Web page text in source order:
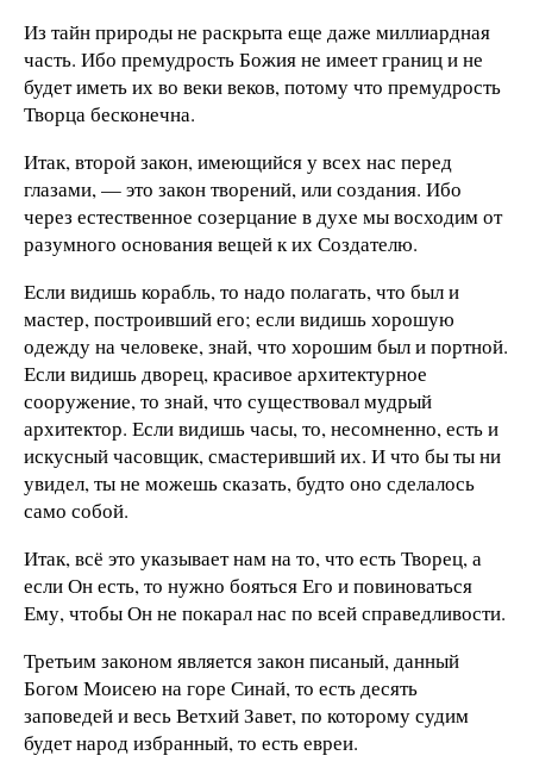
Из тайн природы не раскрыта еще даже миллиардная
часть. Ибо премудрость Божия не имеет границ и не
будет иметь их во веки веков, потому что премудрость
Творца бесконечна.
Итак, второй закон, имеющийся у всех нас перед
глазами, — это закон творений, или создания. Ибо
через естественное созерцание в духе мы восходим от
разумного основания вещей к их Создателю.
Если видишь корабль, то надо полагать, что был и
мастер, построивший его; если видишь хорошую
одежду на человеке, знай, что хорошим был и портной.
Если видишь дворец, красивое архитектурное
сооружение, то знай, что существовал мудрый
архитектор. Если видишь часы, то, несомненно, есть и
искусный часовщик, смастеривший их. И что бы ты ни
увидел, ты не можешь сказать, будто оно сделалось
само собой.
Итак, всё это указывает нам на то, что есть Творец, а
если Он есть, то нужно бояться Его и повиноваться
Ему, чтобы Он не покарал нас по всей справедливости.
Третьим законом является закон писаный, данный
Богом Моисею на горе Синай, то есть десять
заповедей и весь Ветхий Завет, по которому судим
будет народ избранный, то есть евреи.